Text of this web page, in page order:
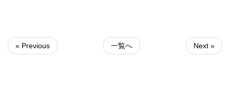
« Previous 一覧へ Next »